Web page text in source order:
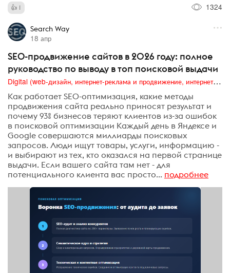
1 1324
Search Way
18 апр
SEO-продвижение сайтов в 2026 году: полное
руководство по выводу в топ поисковой выдачи
Digital (web-дизайн, интернет-реклама и продвижение, интернет-сообщества и блоги, интернет-коммуникации, мобильный маркетинг, реклама на цифровых экранах)
Как работает SEO-оптимизация, какие методы
продвижения сайта реально приносят результат и
почему 93% бизнесов теряют клиентов из-за ошибок
в поисковой оптимизации Каждый день в Яндексе и
Google совершаются миллиарды поисковых
запросов. Люди ищут товары, услуги, информацию -
и выбирают из тех, кто оказался на первой странице
выдачи. Если вашего сайта там нет - для
потенциального клиента вас просто... подробнее